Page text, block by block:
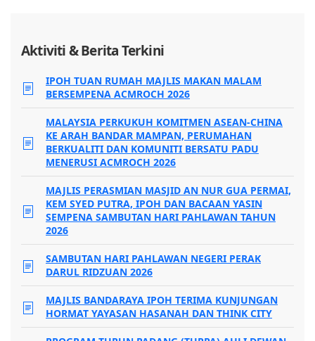
Aktiviti & Berita Terkini
IPOH TUAN RUMAH MAJLIS MAKAN MALAM
BERSEMPENA ACMROCH 2026
MALAYSIA PERKUKUH KOMITMEN ASEAN-CHINA
KE ARAH BANDAR MAMPAN, PERUMAHAN
BERKUALITI DAN KOMUNITI BERSATU PADU
MENERUSI ACMROCH 2026
MAJLIS PERASMIAN MASJID AN NUR GUA PERMAI,
KEM SYED PUTRA, IPOH DAN BACAAN YASIN
SEMPENA SAMBUTAN HARI PAHLAWAN TAHUN
2026
SAMBUTAN HARI PAHLAWAN NEGERI PERAK
DARUL RIDZUAN 2026
MAJLIS BANDARAYA IPOH TERIMA KUNJUNGAN
HORMAT YAYASAN HASANAH DAN THINK CITY